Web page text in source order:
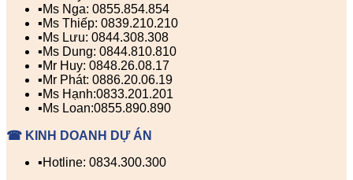
▪️Ms Nga: 0855.854.854
▪️Ms Thiếp: 0839.210.210
▪️Ms Lưu: 0844.308.308
▪️Ms Dung: 0844.810.810
▪️Mr Huy: 0848.26.08.17
▪️Mr Phát: 0886.20.06.19
▪️Ms Hạnh:0833.201.201
▪️Ms Loan:0855.890.890
☎ KINH DOANH DỰ ÁN
▪️Hotline: 0834.300.300